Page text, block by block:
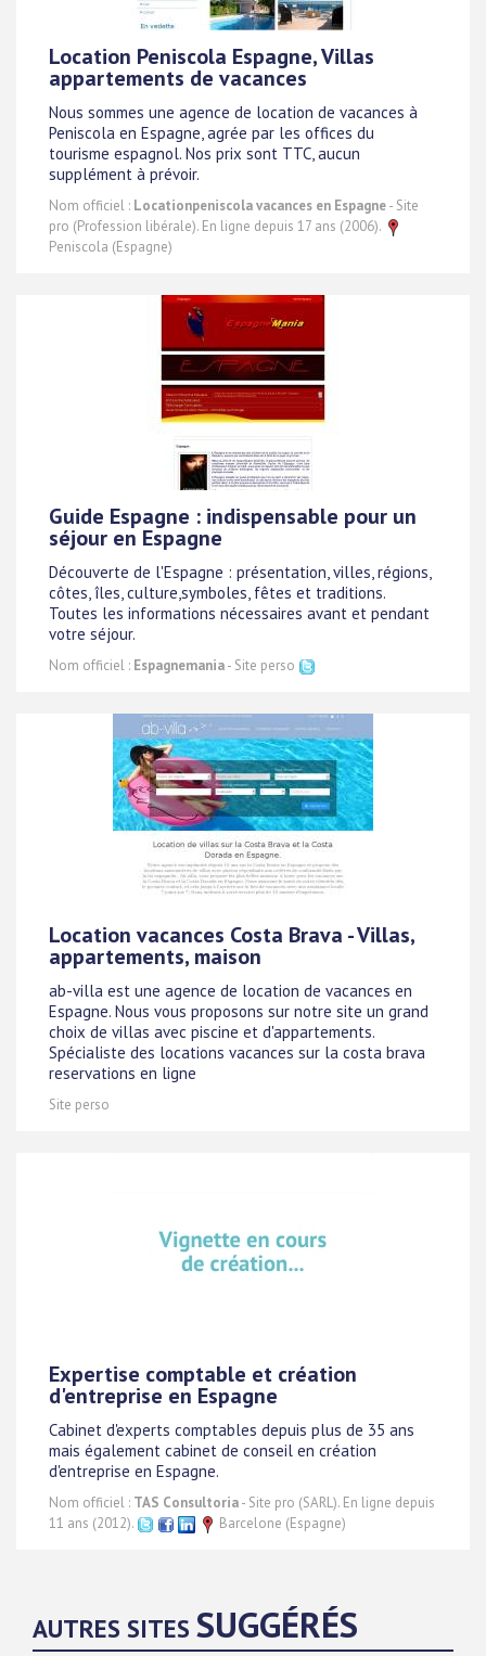
Location Peniscola Espagne, Villas
appartements de vacances
Nous sommes une agence de location de vacances à
Peniscola en Espagne, agrée par les offices du
tourisme espagnol. Nos prix sont TTC, aucun
supplément à prévoir.
Nom officiel : Locationpeniscola vacances en Espagne- Site
pro (Profession libérale). En ligne depuis 17 ans (2006).
Peniscola (Espagne)
Guide Espagne : indispensable pour un
séjour en Espagne
Découverte de l'Espagne : présentation, villes, régions,
côtes, îles, culture,symboles, fêtes et traditions.
Toutes les informations nécessaires avant et pendant
votre séjour.
Nom officiel : Espagnemania- Site perso
Location vacances Costa Brava - Villas,
appartements, maison
ab-villa est une agence de location de vacances en
Espagne. Nous vous proposons sur notre site un grand
choix de villas avec piscine et d'appartements.
Spécialiste des locations vacances sur la costa brava
reservations en ligne
Site perso
Expertise comptable et création
d'entreprise en Espagne
Cabinet d'experts comptables depuis plus de 35 ans
mais également cabinet de conseil en création
d'entreprise en Espagne.
Nom officiel : TAS Consultoria- Site pro (SARL). En ligne depuis
11 ans (2012).
Barcelone (Espagne)
AUTRES SITES SUGGÉRÉS